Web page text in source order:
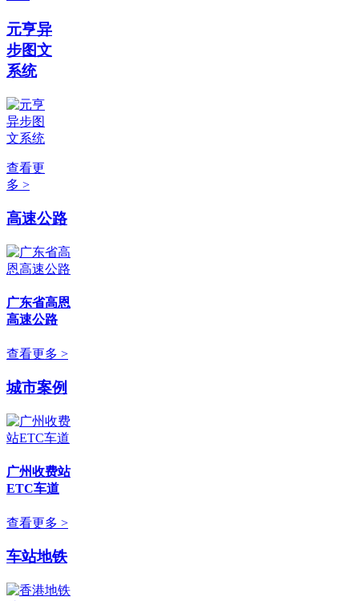
元亨异
步图文
系统
查看更
多 >
高速公路
广东省高恩
高速公路
查看更多 >
城市案例
广州收费站
ETC车道
查看更多 >
车站地铁